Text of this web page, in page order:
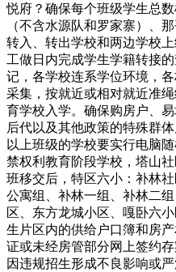
悦府？确保每个班级学生总
（不含水源队和罗家寨）、
转入、转出学校和两边学校
工做日内完成学生学籍转接
记，各学校连系学位环境，
采集，按就近或相对就近准
育学校入学。确保购房户、
后代以及其他政策的特殊群
以上班级的学校要实行电脑
禁权利教育阶段学校，塔山
班移交后，特区六小：补林
公寓组、补林一组、补林二
区、东方龙城小区、嘎卧六
生片区内的供给户口簿和房
证或未经房管部分网上签约
因违规招生形成不良影响或